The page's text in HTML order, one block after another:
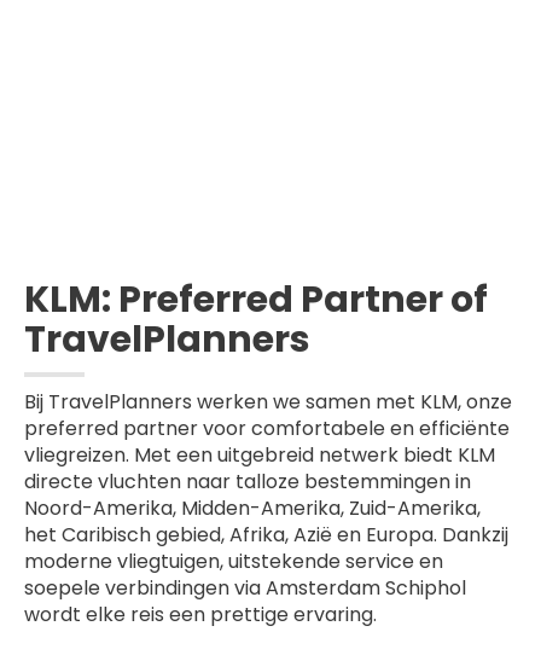
KLM: Preferred Partner of
TravelPlanners
Bij TravelPlanners werken we samen met KLM, onze
preferred partner voor comfortabele en efficiënte
vliegreizen. Met een uitgebreid netwerk biedt KLM
directe vluchten naar talloze bestemmingen in
Noord-Amerika, Midden-Amerika, Zuid-Amerika,
het Caribisch gebied, Afrika, Azië en Europa. Dankzij
moderne vliegtuigen, uitstekende service en
soepele verbindingen via Amsterdam Schiphol
wordt elke reis een prettige ervaring.